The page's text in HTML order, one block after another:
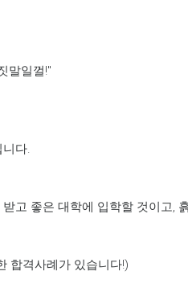
말일껄!"
다.
고 좋은 대학에 입학할 것이고
합격사례가 있습니다!)